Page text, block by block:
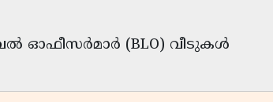
ഓഫീസർമാർ (BLO) വീടുകൾ